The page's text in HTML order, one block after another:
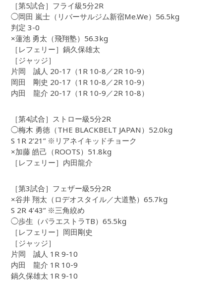
［第5試合］フライ級5分2R
◯岡田 嵐士（リバーサルジム新宿Me.We）56.5kg
判定 3-0
×蓮池 勇太（飛翔塾）56.3kg
［レフェリー］鍋久保雄太
［ジャッジ］
片岡 誠人 20-17（1R 10-8／2R 10-9）
岡田 剛史 20-17（1R 10-8／2R 10-9）
内田 龍介 20-17（1R 10-9／2R 10-8）
［第4試合］ストロー級5分2R
◯梅木 勇徳（THE BLACKBELT JAPAN）52.0kg
S 1R 2’21” ※リアネイキッドチョーク
×加藤 皓己（ROOTS）51.8kg
［レフェリー］内田龍介
［第3試合］フェザー級5分2R
×谷井 翔太（ロデオスタイル／大道塾）65.7kg
S 2R 4’43” ※三角絞め
◯歩生（パラエストラTB）65.5kg
［レフェリー］岡田剛史
［ジャッジ］
片岡 誠人 1R 9-10
内田 龍介 1R 10-9
鍋久保雄太 1R 9-10